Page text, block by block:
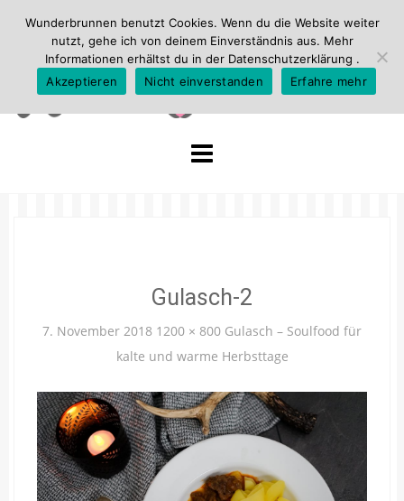
Gulasch-2
7. November 2018 1200 × 800 Gulasch – Soulfood für
kalte und warme Herbsttage
Wunderbrunnen benutzt Cookies. Wenn du die Website weiter
nutzt, gehe ich von deinem Einverständnis aus. Mehr
Informationen erhältst du in der Datenschutzerklärung .
Akzeptieren
Nicht einverstanden Erfahre mehr